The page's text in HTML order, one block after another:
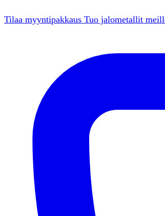
Tilaa myyntipakkaus Tuo jalometallit